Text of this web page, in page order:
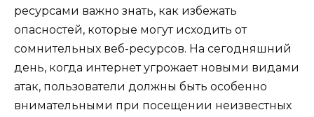
ресурсами важно знать, как избежать
опасностей, которые могут исходить от
сомнительных веб-ресурсов. На сегодняшний
день, когда интернет угрожает новыми видами
атак, пользователи должны быть особенно
внимательными при посещении неизвестных